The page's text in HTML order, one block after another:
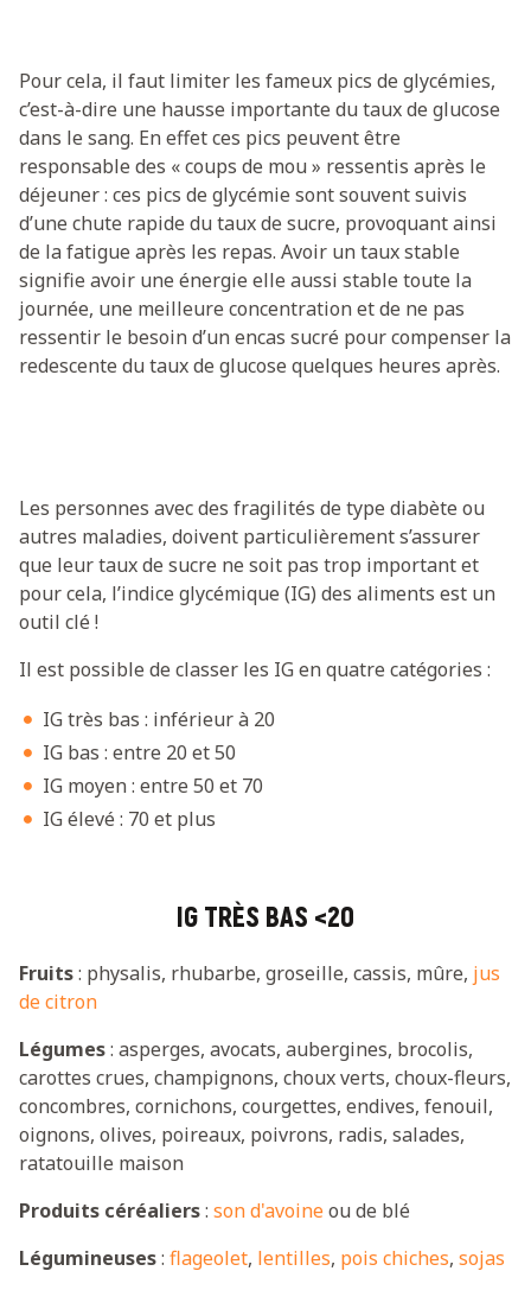
Pour cela, il faut limiter les fameux pics de glycémies,
c’est-à-dire une hausse importante du taux de glucose
dans le sang. En effet ces pics peuvent être
responsable des « coups de mou » ressentis après le
déjeuner : ces pics de glycémie sont souvent suivis
d’une chute rapide du taux de sucre, provoquant ainsi
de la fatigue après les repas. Avoir un taux stable
signifie avoir une énergie elle aussi stable toute la
journée, une meilleure concentration et de ne pas
ressentir le besoin d’un encas sucré pour compenser la
redescente du taux de glucose quelques heures après.
Les personnes avec des fragilités de type diabète ou
autres maladies, doivent particulièrement s’assurer
que leur taux de sucre ne soit pas trop important et
pour cela, l’indice glycémique (IG) des aliments est un
outil clé !
Il est possible de classer les IG en quatre catégories :
IG très bas : inférieur à 20
IG bas : entre 20 et 50
IG moyen : entre 50 et 70
IG élevé : 70 et plus
IG TRÈS BAS <20
Fruits: physalis, rhubarbe, groseille, cassis, mûre, jus
de citron
Légumes: asperges, avocats, aubergines, brocolis,
carottes crues, champignons, choux verts, choux-fleurs,
concombres, cornichons, courgettes, endives, fenouil,
oignons, olives, poireaux, poivrons, radis, salades,
ratatouille maison
Produits céréaliers: son d'avoineou de blé
Légumineuses: flageolet, lentilles, pois chiches, sojas